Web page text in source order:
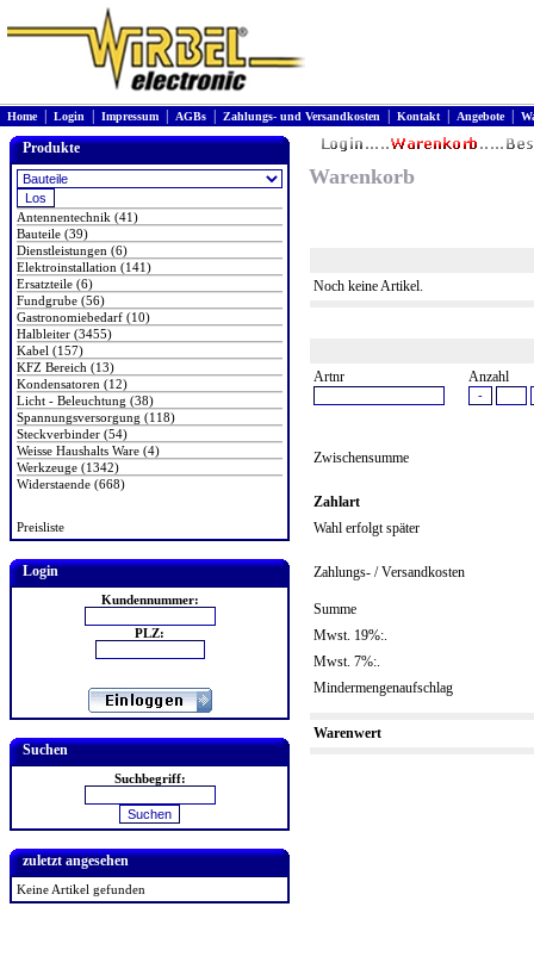
Home| Login Impressum AGBs Zahlungs- und Versandkosten Kontakt| Angebote|
Produkte
Antennentechnik (41)
Bauteile (39)
Dienstleistungen (6)
Elektroinstallation (141)
Ersatzteile (6)
Fundgrube (56)
Gastronomiebedarf (10)
Halbleiter (3455)
Kabel (157)
KFZ Bereich (13)
Kondensatoren (12)
Licht - Beleuchtung (38)
Spannungsversorgung (118)
Steckverbinder (54)
Weisse Haushalts Ware (4)
Werkzeuge (1342)
Widerstaende (668)
Preisliste
Login
Kundennummer:
PLZ:
Suchen
Suchbegriff:
zuletzt angesehen
Keine Artikel gefunden
Warenkorb
Noch keine Artikel.
Artnr Anzahl
Zwischensumme
Zahlart
Wahl erfolgt später
Zahlungs- / Versandkosten
Summe
Mwst. 19%:.
Mwst. 7%:.
Mindermengenaufschlag
Warenwert